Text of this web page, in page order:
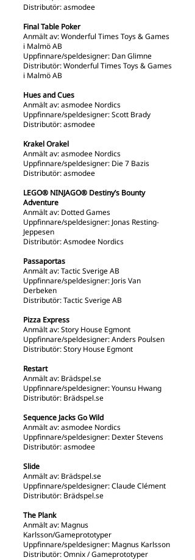
Distributör: asmodee
Final Table Poker
Anmält av: Wonderful Times Toys & Games
i Malmö AB
Uppfinnare/speldesigner: Dan Glimne
Distributör: Wonderful Times Toys & Games
i Malmö AB
Hues and Cues
Anmält av: asmodee Nordics
Uppfinnare/speldesigner: Scott Brady
Distributör: asmodee
Krakel Orakel
Anmält av: asmodee Nordics
Uppfinnare/speldesigner: Die 7 Bazis
Distributör: asmodee
LEGO® NINJAGO® Destiny’s Bounty
Adventure
Anmält av: Dotted Games
Uppfinnare/speldesigner: Jonas Resting-
Jeppesen
Distributör: Asmodee Nordics
Passaportas
Anmält av: Tactic Sverige AB
Uppfinnare/speldesigner: Joris Van
Derbeken
Distributör: Tactic Sverige AB
Pizza Express
Anmält av: Story House Egmont
Uppfinnare/speldesigner: Anders Poulsen
Distributör: Story House Egmont
Restart
Anmält av: Brädspel.se
Uppfinnare/speldesigner: Younsu Hwang
Distributör: Brädspel.se
Sequence Jacks Go Wild
Anmält av: asmodee Nordics
Uppfinnare/speldesigner: Dexter Stevens
Distributör: asmodee
Slide
Anmält av: Brädspel.se
Uppfinnare/speldesigner: Claude Clément
Distributör: Brädspel.se
The Plank
Anmält av: Magnus
Karlsson/Gameprototyper
Uppfinnare/speldesigner: Magnus Karlsson
Distributör: Omnix / Gameprototyper